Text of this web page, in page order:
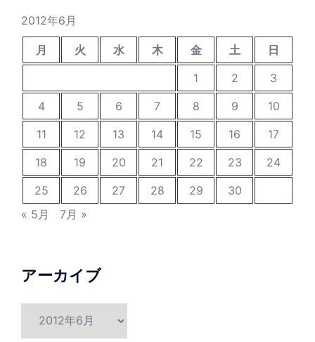
2012年6月
月 火 水 木 金 土
日
1
2
3
4
5 6 7 8 9
10
11
12 13 14 15 16
17
18
19 20 21 22 23
24
25
26 27 28 29
30
« 5月
7月 »
アーカイブ